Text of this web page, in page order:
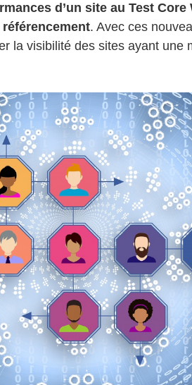
d’un site au Test
. Avec ces
la visibilité des sites ayant une